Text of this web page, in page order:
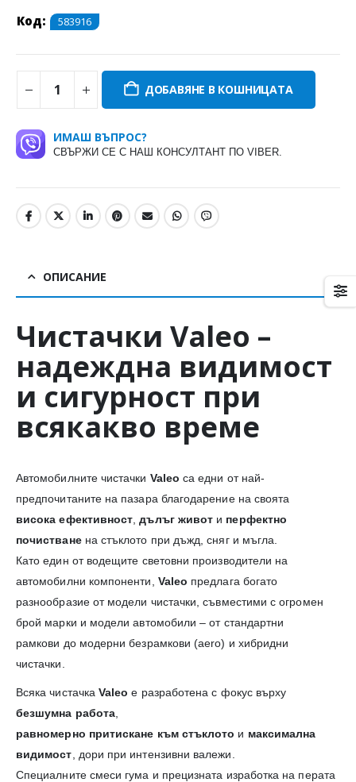
Код: 583916
ДОБАВЯНЕ В КОШНИЦАТА
ИМАШ ВЪПРОС?
СВЪРЖИ СЕ С НАШ КОНСУЛТАНТ ПО VIBER.
ОПИСАНИЕ
Чистачки Valeo –
надеждна видимост
и сигурност при
всякакво време
Автомобилните чистачки Valeo са едни от най-
предпочитаните на пазара благодарение на своята
висока ефективност ,дълъг живот и перфектно
почистванена стъклото при дъжд, сняг и мъгла.
Като един от водещите световни производители на
автомобилни компоненти, Valeo предлага богато
разнообразие от модели чистачки, съвместими с огромен
брой марки и модели автомобили – от стандартни
рамкови до модерни безрамкови (aero) и хибридни
чистачки.
Всяка чистачкаValeo е разработена с фокус върху
безшумна работа
равномерно притискане към стъклото и максимална
видимост , дори при интензивни валежи.
Специалните смеси гума и прецизната изработка на перата